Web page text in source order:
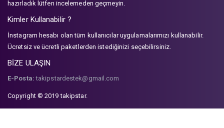
hazırladık lütfen incelemeden geçmeyin.
Kimler Kullanabilir ?
İnstagram hesabı olan tüm kullanıcılar uygulamalarımızı kullanabilir.
Ücretsiz ve ücretli paketlerden istediğinizi seçebilirsiniz.
BİZE ULAŞIN
E-Posta: takipstardestek@gmail.com
Copyright © 2019 takipstar.